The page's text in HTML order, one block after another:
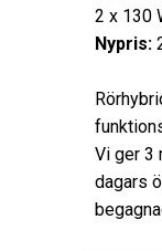
2 x 130
Nypris:
Vi ger 3
dagars